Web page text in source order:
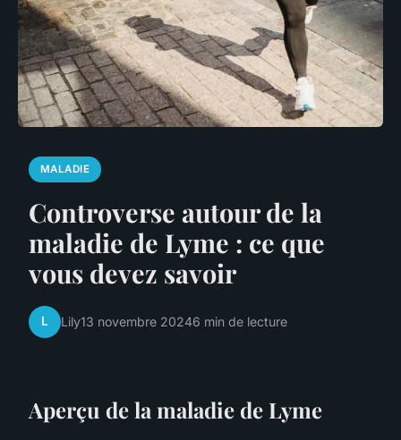
MALADIE
Controverse autour de la
maladie de Lyme : ce que
vous devez savoir
L Lily13 novembre 20246 min de lecture
Aperçu de la maladie de Lyme